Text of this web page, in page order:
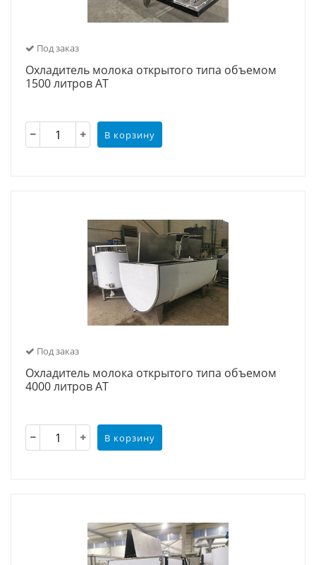
Под заказ
Охладитель молока открытого типа объемом
1500 литров АТ
В корзину
Под заказ
Охладитель молока открытого типа объемом
4000 литров АТ
В корзину